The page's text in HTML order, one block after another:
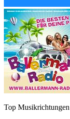
Top Musikrichtungen